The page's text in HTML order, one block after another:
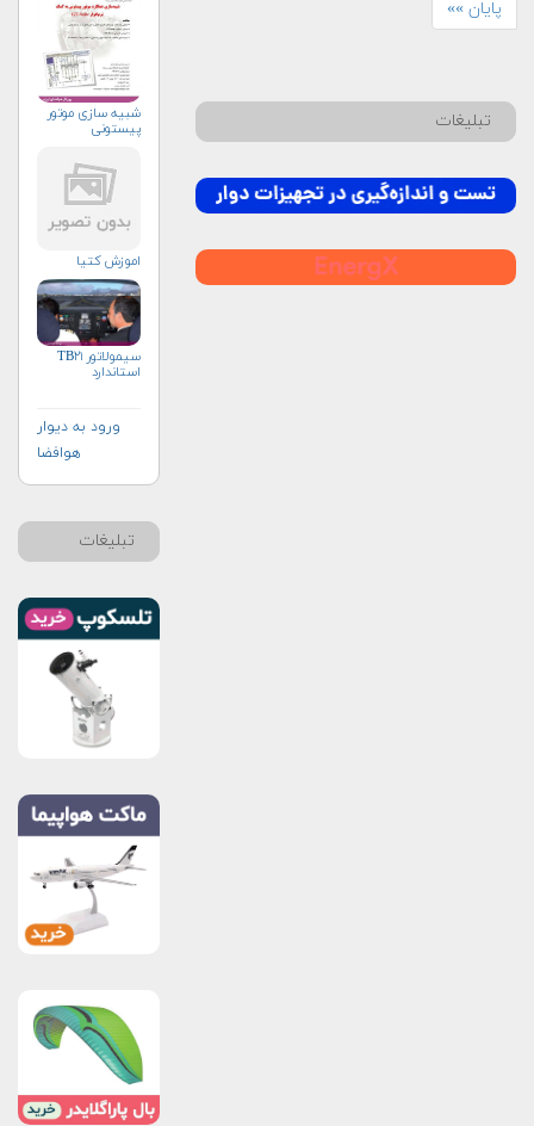
پایان »»
تبلیغات
شبیه سازی موتور
پیستونی
اموزش کتیا
سیمولاتور TB۲۱
استاندارد
ورود به دیوار
هوافضا
تبلیغات